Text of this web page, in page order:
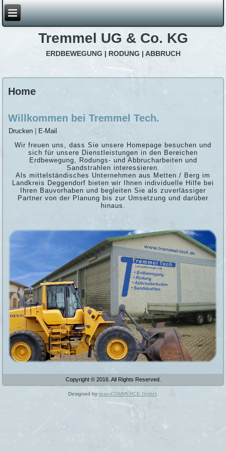
Tremmel UG & Co. KG
ERDBEWEGUNG | RODUNG | ABBRUCH
Home
Willkommen bei Tremmel Tech.
Drucken
E-Mail
Wir freuen uns, dass Sie unsere Homepage besuchen und
sich für unsere Dienstleistungen in den Bereichen
Erdbewegung, Rodungs- und Abbrucharbeiten und
Sandstrahlen interessieren.
Als mittelständisches Unternehmen aus Metten / Berg im
Landkreis Deggendorf bieten wir Ihnen individuelle Hilfe bei
Ihren Bauvorhaben und begleiten Sie als zuverlässiger
Partner von der Planung bis zur Umsetzung und darüber
hinaus.
Copyright © 2016. All Rights Reserved.
Designed by teamCOMMERCE GmbH